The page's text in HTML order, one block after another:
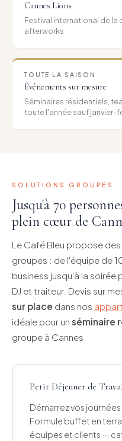
Cannes Lions
Festival international de
afterworks
TOUTE LA SAISON
Événements sur mesure
Séminaires résidentiels,
toute l'année sauf janvier-
SOLUTIONS GROUPES
Jusqu'à 70
plein cœur de
Le Café Bleu propose
groupes : de l'équipe de
business jusqu'à la
DJ et traiteur. Devis sur
sur place dans nos
idéale pour un séminaire
groupe à Cannes.
Petit Déjeuner de
Démarrez vos
Formule buffet en
équipes et clients —